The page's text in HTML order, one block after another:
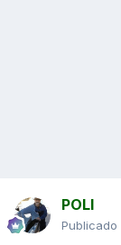
POLI
Publicado